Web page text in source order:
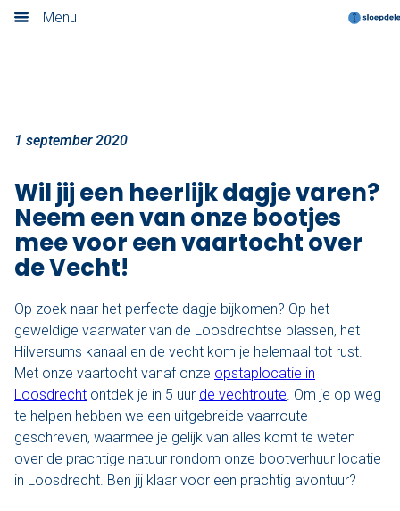
Menu
Boek nu
Locaties
Amsterdam
Utrecht
Rotterdam
Haarlem
Leiden
Den Haag
Loosdrecht
Varen op de Vecht
1 september 2020
Wil jij een heerlijk dagje varen?
Neem een van onze bootjes
mee voor een vaartocht over
de Vecht!
Op zoek naar het perfecte dagje bijkomen? Op het
geweldige vaarwater van de Loosdrechtse plassen, het
Hilversums kanaal en de vecht kom je helemaal tot rust.
Met onze vaartocht vanaf onze opstaplocatie in
Loosdrecht ontdek je in 5 uur de vechtroute. Om je op weg
te helpen hebben we een uitgebreide vaarroute
geschreven, waarmee je gelijk van alles komt te weten
over de prachtige natuur rondom onze bootverhuur locatie
in Loosdrecht. Ben jij klaar voor een prachtig avontuur?